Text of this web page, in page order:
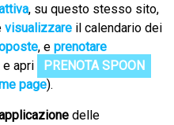
, su questo stesso sito,
visualizzare il calendario dei
, e prenotare
apri
PRENOTA SPOON
page).
delle